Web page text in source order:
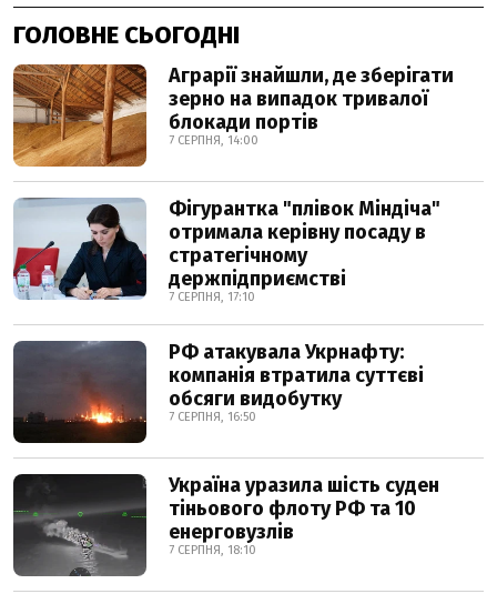
ГОЛОВНЕ СЬОГОДНІ
Аграрії знайшли, де зберігати
зерно на випадок тривалої
блокади портів
7 СЕРПНЯ, 14:00
Фігурантка "плівок Міндіча"
отримала керівну посаду в
стратегічному
держпідприємстві
7 СЕРПНЯ, 17:10
РФ атакувала Укрнафту:
компанія втратила суттєві
обсяги видобутку
7 СЕРПНЯ, 16:50
Україна уразила шість суден
тіньового флоту РФ та 10
енерговузлів
7 СЕРПНЯ, 18:10